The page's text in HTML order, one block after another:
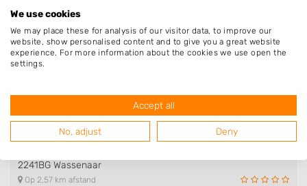
Schoonwater Tuinen
Jan Wolkersstraat 63
2321VP Leiden
Jan van den Berg Tuinen
2241BG Wassenaar
Op 2,57 km afstand
We use cookies
We may place these for analysis of our visitor data, to improve our
website, show personalised content and to give you a great website
experience. For more information about the cookies we use open the
settings.
Accept all
No, adjust Deny